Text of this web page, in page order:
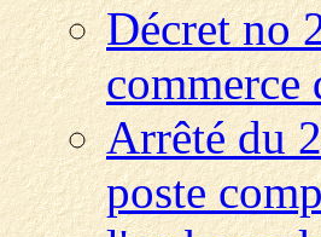
Décret no
commerce
Arrêté du
poste